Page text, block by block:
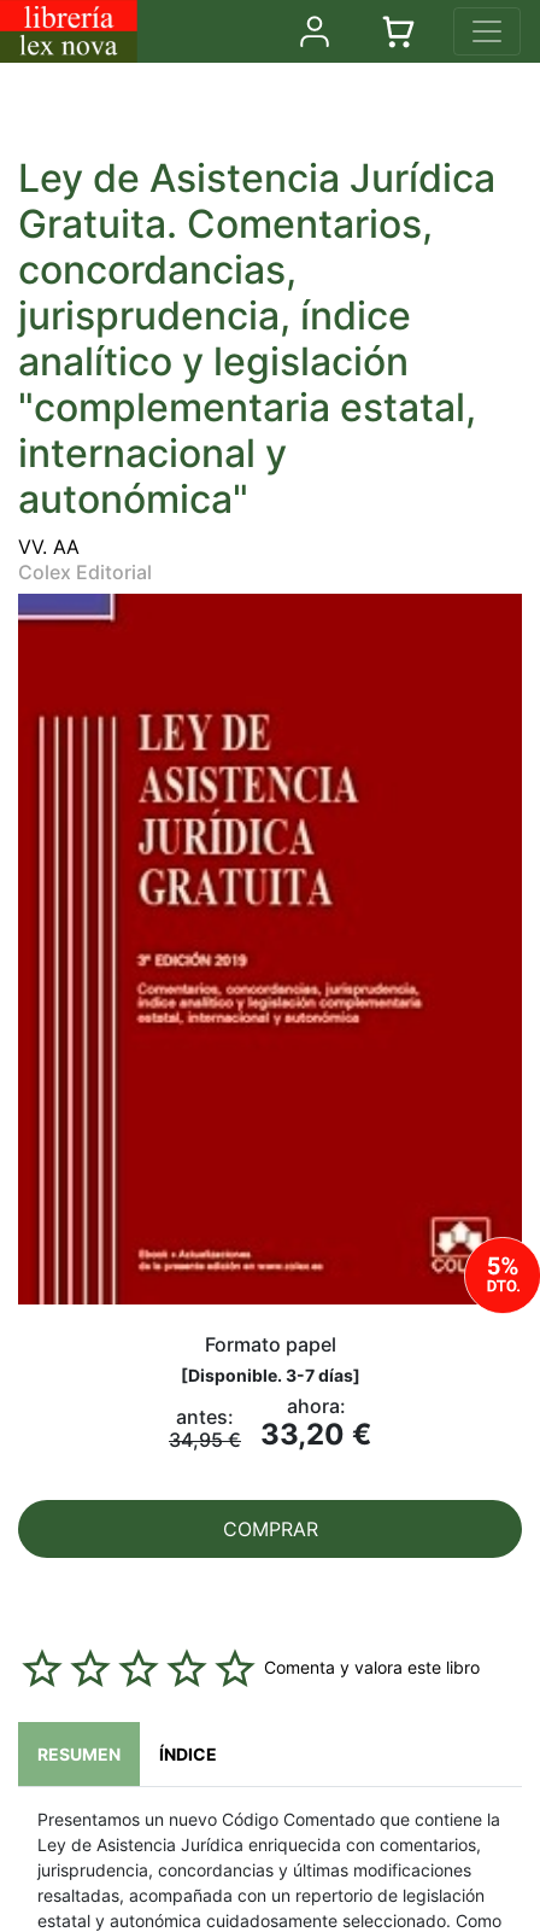
Ley de Asistencia Jurídica
Gratuita. Comentarios,
concordancias,
jurisprudencia, índice
analítico y legislación
"complementaria estatal,
internacional y
autonómica"
VV. AA
Colex Editorial
Formato papel
[Disponible. 3-7 días]
antes:
34,95 €
ahora:
33,20 €
COMPRAR
Comenta y valora este libro
RESUMEN ÍNDICE
Presentamos un nuevo Código Comentado que contiene la
Ley de Asistencia Jurídica enriquecida con comentarios,
jurisprudencia, concordancias y últimas modificaciones
resaltadas, acompañada con un repertorio de legislación
estatal y autonómica cuidadosamente seleccionado. Como